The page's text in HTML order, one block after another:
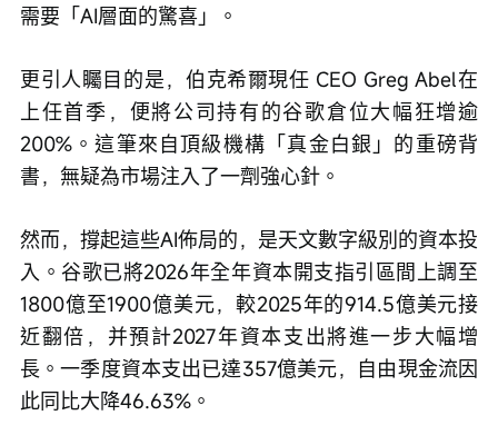
需要「AI層面的驚喜」。
更引人矚目的是，伯克希爾現任 CEO Greg Abel在
上任首季，便將公司持有的谷歌倉位大幅狂增逾
200%。這筆來自頂級機構「真金白銀」的重磅背
書，無疑為市場注入了一劑強心針。
然而，撐起這些AI佈局的，是天文數字級別的資本投
入。谷歌已將2026年全年資本開支指引區間上調至
1800億至1900億美元，較2025年的914.5億美元接
近翻倍，并預計2027年資本支出將進一步大幅增
長。一季度資本支出已達357億美元，自由現金流因
此同比大降46.63%。